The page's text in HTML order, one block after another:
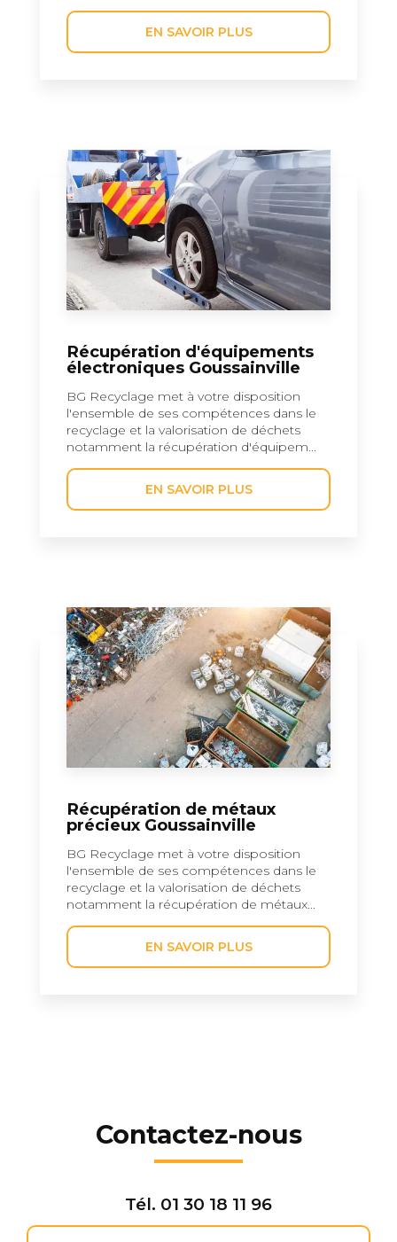
EN SAVOIR PLUS
Récupération d'équipements
électroniques Goussainville
BG Recyclage met à votre disposition
l'ensemble de ses compétences dans le
recyclage et la valorisation de déchets
notamment la récupération d'équipem...
EN SAVOIR PLUS
Récupération de métaux
précieux Goussainville
BG Recyclage met à votre disposition
l'ensemble de ses compétences dans le
recyclage et la valorisation de déchets
notamment la récupération de métaux...
EN SAVOIR PLUS
Contactez-nous
Tél. 01 30 18 11 96